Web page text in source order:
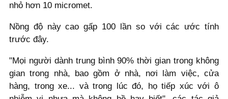
nhỏ hơn 10 micromet.
Nồng độ này cao gấp 100 lần so với các ước tính
trước đây.
"Mọi người dành trung bình 90% thời gian trong không
gian trong nhà, bao gồm ở nhà, nơi làm việc, cửa
hàng, trong xe... và trong lúc đó, họ tiếp xúc với ô